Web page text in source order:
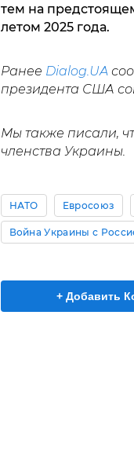
тем на
летом 2025 года.
Ранее Dialog.UA
президента США
Мы также писали,
членства Украины.
НАТО Евросоюз
Война Украины с
+ Добавить